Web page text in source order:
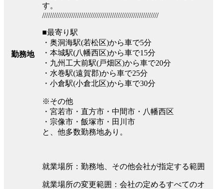
勤務地
す。
////////////////////////////////////////////////////////////
■最寄り駅
・奥洞海駅(若松区)から車で5分
・本城駅(八幡西区)から車で15分
・九州工大前駅(戸畑区)から車で20分
・水巻駅(遠賀郡)から車で25分
・小倉駅(小倉北区)から車で30分
※その他
・宮若市・直方市・中間市・八幡西区
・宗像市・飯塚市・田川市
と、他多数勤務地あり。
就業場所：勤務地、その他会社が指定する範囲
就業場所の変更範囲：会社の定めるすべてのオ